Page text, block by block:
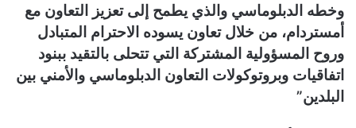
وخطه الدبلوماسي والذي يطمح إلى تعزيز التعاون مع
أمستردام، من خلال تعاون يسوده الاحترام المتبادل
وروح المسؤولية المشتركة التي تتحلى بالتقيد ببنود
اتفاقيات وبروتوكولات التعاون الدبلوماسي والأمني بين
البلدين”